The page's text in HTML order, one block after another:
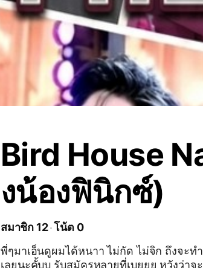
Bird House
งน้องฟินิกซ์)
สมาชิก 12 โน้ต 0
พี่ๆมาเอ็นดูผมได้หนาา ไม่กัด ไม่จิก ถึงจะ
เลยนะคั้บบ รับสมัครหลายที่เบยยย หวังว่า